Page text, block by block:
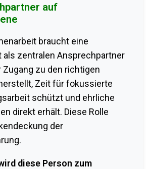
auf
braucht eine
als zentralen Ansprechpartner
zu den richtigen
Zeit für fokussierte
schützt und ehrliche
direkt erhält. Diese Rolle
der
diese Person zum